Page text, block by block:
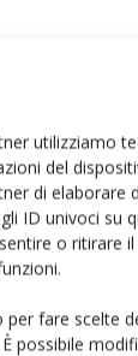
utilizziamo
del
di elaborare
ID univoci su
o ritirare
fare scelte
possibile